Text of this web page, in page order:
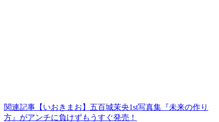
関連記事 【いおきまお】五百城茉央1st写真集『未来の作り
方』がアンチに負けずもうすぐ発売！